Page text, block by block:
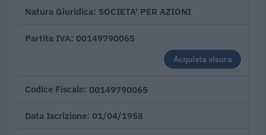
Natura Giuridica SOCIETA' PER AZIONI
Partita IVA 00149790065
Acquista visura
Codice Fiscale 00149790065
Data Iscrizione 01/04/1958